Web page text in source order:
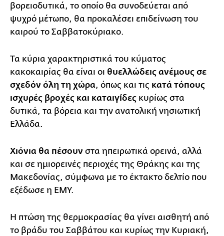
βορειοδυτικά, το οποίο θα συνοδεύεται από
ψυχρό μέτωπο, θα προκαλέσει επιδείνωση του
καιρού το Σαββατοκύριακο.
Τα κύρια χαρακτηριστικά του κύματος
κακοκαιρίας θα είναι οι θυελλώδεις ανέμους σε
σχεδόν όλη τη χώρα, όπως και τις κατά τόπους
ισχυρές βροχές και καταιγίδες κυρίως στα
δυτικά, τα βόρεια και την ανατολική νησιωτική
Ελλάδα.
Χιόνια θα πέσουν στα ηπειρωτικά ορεινά, αλλά
και σε ημιορεινές περιοχές της Θράκης και της
Μακεδονίας, σύμφωνα με το έκτακτο δελτίο που
εξέδωσε η ΕΜΥ.
Η πτώση της θερμοκρασίας θα γίνει αισθητή από
το βράδυ του Σαββάτου και κυρίως την Κυριακή,